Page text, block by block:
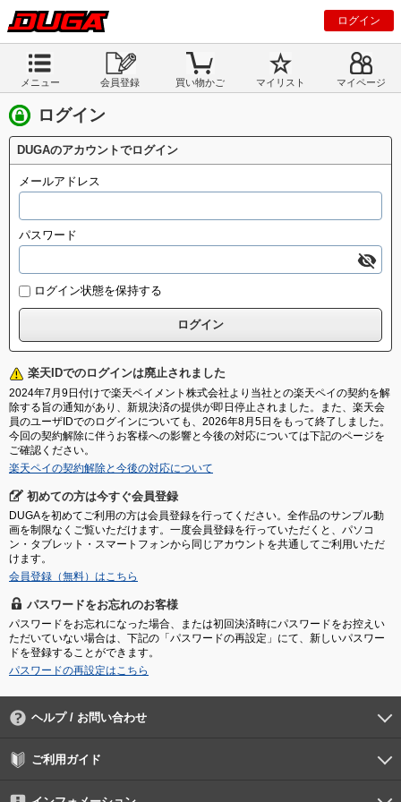
ログイン
メニュー 会員登録 買い物かご マイリスト マイページ
ログイン
DUGAのアカウントでログイン
メールアドレス
パスワード
ログイン状態を保持する
楽天IDでのログインは廃止されました
2024年7月9日付けで楽天ペイメント株式会社より当社との楽天ペイの契約を解
除する旨の通知があり、新規決済の提供が即日停止されました。また、楽天会
員のユーザIDでのログインについても、2026年8月5日をもって終了しました。
今回の契約解除に伴うお客様への影響と今後の対応については下記のページを
ご確認ください。
楽天ペイの契約解除と今後の対応について
初めての方は今すぐ会員登録
DUGAを初めてご利用の方は会員登録を行ってください。全作品のサンプル動
画を制限なくご覧いただけます。一度会員登録を行っていただくと、パソコ
ン・タブレット・スマートフォンから同じアカウントを共通してご利用いただ
けます。
会員登録（無料）はこちら
パスワードをお忘れのお客様
パスワードをお忘れになった場合、または初回決済時にパスワードをお控えい
ただいていない場合は、下記の「パスワードの再設定」にて、新しいパスワー
ドを登録することができます。
パスワードの再設定はこちら
ヘルプ / お問い合わせ
よくあるご質問
ご利用環境
お支払い方法
パスワードの再設定
サポートセンター
ご利用ガイド